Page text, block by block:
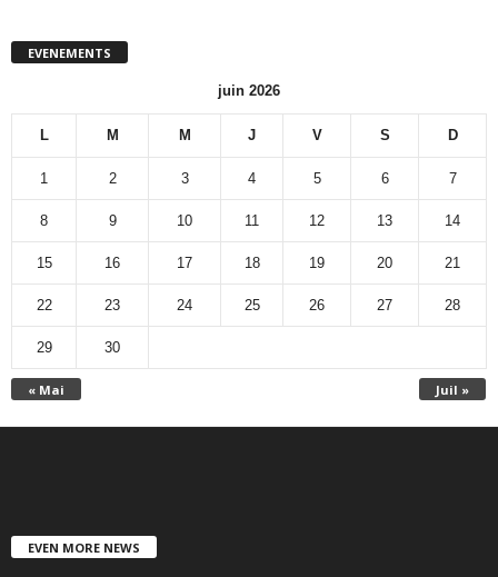
EVENEMENTS
juin 2026
L M M J V S D
« Mai Juil »
1 2 3 4 5 6 7
8 9 10 11 12 13 14
15 16 17 18 19 20 21
22 23 24 25 26 27 28
29 30
EVEN MORE NEWS